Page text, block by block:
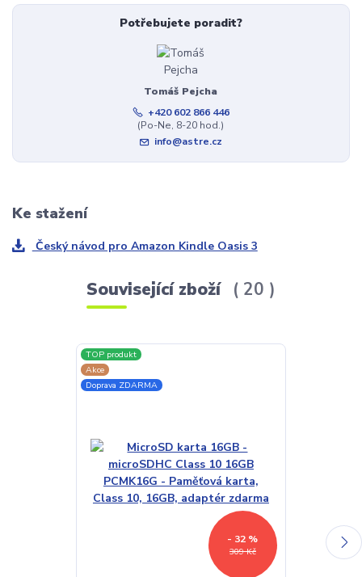
Potřebujete poradit?
Tomáš Pejcha
+420 602 866 446
(Po-Ne, 8-20 hod.)
info@astre.cz
Ke stažení
Český návod pro Amazon Kindle Oasis 3
Související zboží 20
TOP produkt
Akce
Doprava ZDARMA
309 Kč
- 32 %